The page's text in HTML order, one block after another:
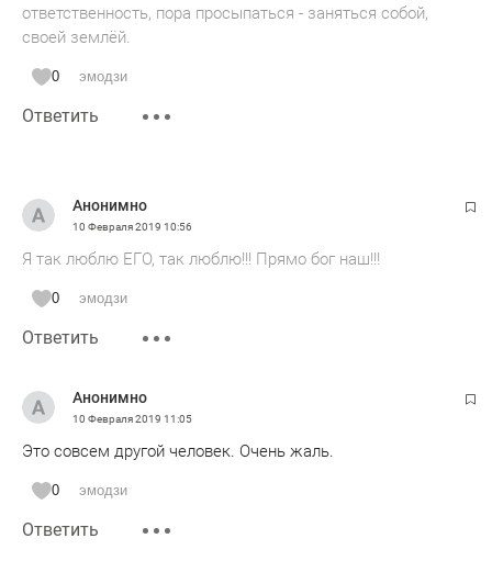
ответственность, пора просыпаться - заняться собой,
своей землёй.
0 эмодзи
Ответить
Анонимно
10 Февраля 2019 10:56
Я так люблю ЕГО, так люблю!!! Прямо бог наш!!!
0 эмодзи
Ответить
Анонимно
10 Февраля 2019 11:05
Это совсем другой человек. Очень жаль.
0 эмодзи
Ответить